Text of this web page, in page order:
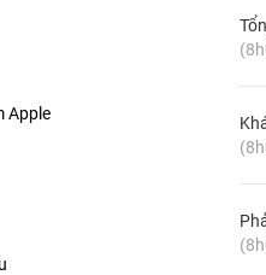
khác nhau và được tăng
Apple